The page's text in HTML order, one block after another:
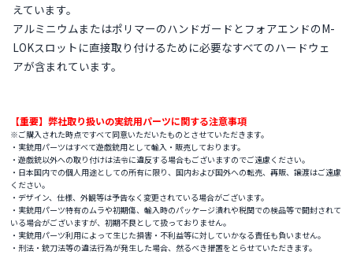
えています。
アルミニウムまたはポリマーのハンドガードとフォアエンドのM-
LOKスロットに直接取り付けるために必要なすべてのハードウェ
アが含まれています。
【重要】弊社取り扱いの実銃用パーツに関する注意事項
※ご購入された時点ですべて同意いただいたものとさせていただきます。
・実銃用パーツはすべて遊戯銃用として輸入・販売しております。
・遊戯銃以外への取り付けは法令に違反する場合もございますのでご遠慮ください。
・日本国内での個人用途としての所有に限り、国内および国外への転売、再販、譲渡はご遠慮
ください。
・デザイン、仕様、外観等は予告なく変更されている場合がございます。
・実銃用パーツ特有のムラや初期傷、輸入時のパッケージ潰れや税関での検品等で開封されて
いる場合がございますが、初期不良として扱っておりません。
・実銃用パーツ利用によって生じた損害・不利益等に対していかなる責任も負いません。
・刑法・銃刀法等の違法行為が発生した場合、然るべき措置をとらせていただきます。